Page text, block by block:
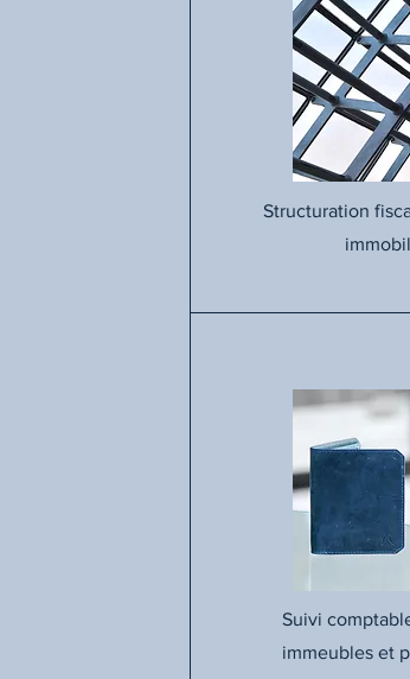
Structuration
Suivi
immeubles et